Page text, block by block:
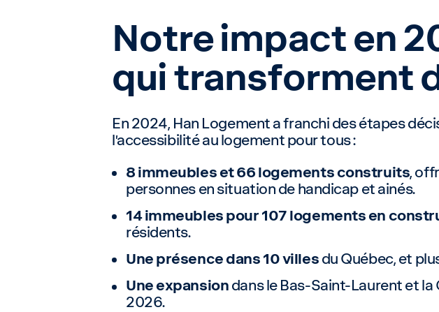
Notre impact en
qui transforment
En 2024, Han Logement a franchi des étapes
l’accessibilité au logement pour tous :
8 immeubles et 66 logements construits,
personnes en situation de handicap et ainés.
14 immeubles pour 107 logements en
résidents.
Une présence dans 10 villes du Québec, et
Une expansion dans le Bas-Saint-Laurent et la
2026.